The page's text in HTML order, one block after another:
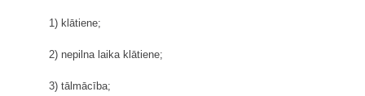
1) klātiene;
2) nepilna laika klātiene;
3) tālmācība;